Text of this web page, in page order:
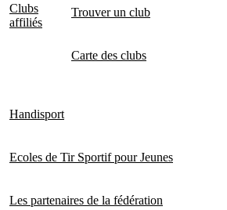
Clubs
affiliés
Trouver un club
Carte des clubs
Handisport
Ecoles de Tir Sportif pour Jeunes
Les partenaires de la fédération